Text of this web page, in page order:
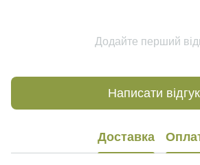
Додайте перший
Написати відгук
Доставка